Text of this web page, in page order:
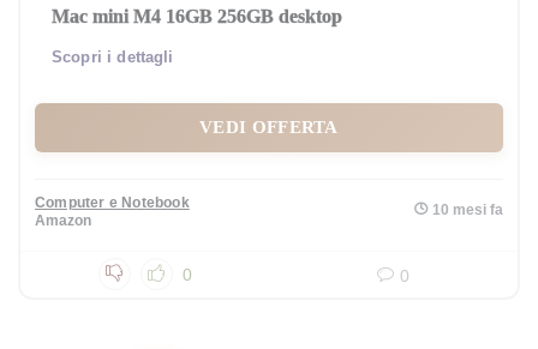
Mac mini M4 16GB 256GB desktop
Scopri i dettagli
VEDI OFFERTA
Computer e Notebook
Amazon
10 mesi fa
0 0